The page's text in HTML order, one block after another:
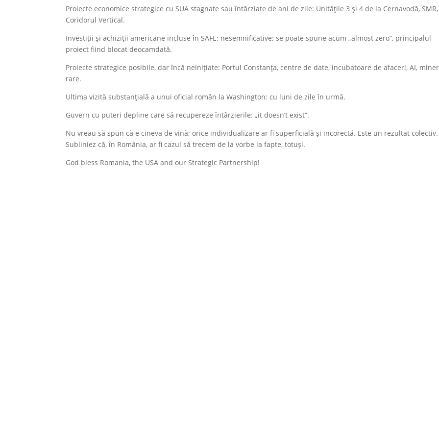
Proiecte economice strategice cu SUA stagnate sau întârziate de ani de zile: Unitățile 3 și 4 de la Cernavodă, SMR,
Coridorul Vertical.
Investiții și achiziții americane incluse în SAFE: nesemnificative; se poate spune acum „almost zero”, principalul
proiect fiind blocat deocamdată.
Proiecte strategice posibile, dar încă neinițiate: Portul Constanța, centre de date, incubatoare de afaceri, AI,
rare.
Ultima vizită substanțială a unui oficial român la Washington: cu luni de zile în urmă.
Guvern cu puteri depline care să recupereze întârzierile: „it doesn’t exist”.
Nu vreau să spun că e cineva de vină; orice individualizare ar fi superficială și incorectă. Este un rezultat colectiv.
Subliniez că, în România, ar fi cazul să trecem de la vorbe la fapte, totuși.
God bless Romania, the USA and our Strategic Partnership!